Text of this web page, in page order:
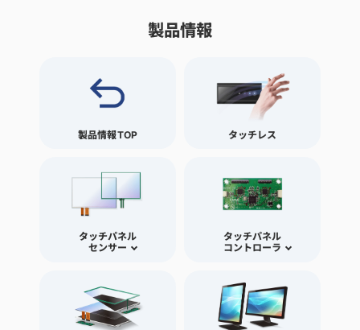
製品情報
製品情報TOP タッチレス
タッチパネル
センサー
タッチパネル
コントローラ